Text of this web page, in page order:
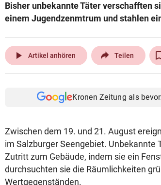
Bisher unbekannte Täter verschafften
einem Jugendzenmtrum und stahlen
play_arrow Artikel anhören Teilen
Kronen Zeitung als
Zwischen dem 19. und 21. August
im Salzburger Seengebiet.
Zutritt zum Gebäude, indem sie ein
durchsuchten sie die Räumlichkeiten
Wertgegenständen.